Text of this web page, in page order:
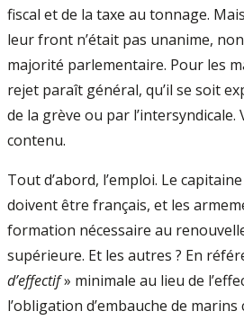
fiscal et de la taxe au tonnage.
leur front n’était pas unanime,
majorité parlementaire. Pour les
rejet paraît général, qu’il se soit
de la grève ou par l’intersyndicale.
contenu.
Tout d’abord, l’emploi. Le
doivent être français, et les
formation nécessaire au
supérieure. Et les autres ? En
d’effectif» minimale au lieu de
l’obligation d’embauche de